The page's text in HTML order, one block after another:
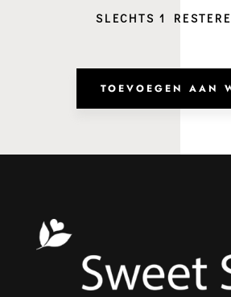
SLECHTS 1
TOEVOEGEN AAN